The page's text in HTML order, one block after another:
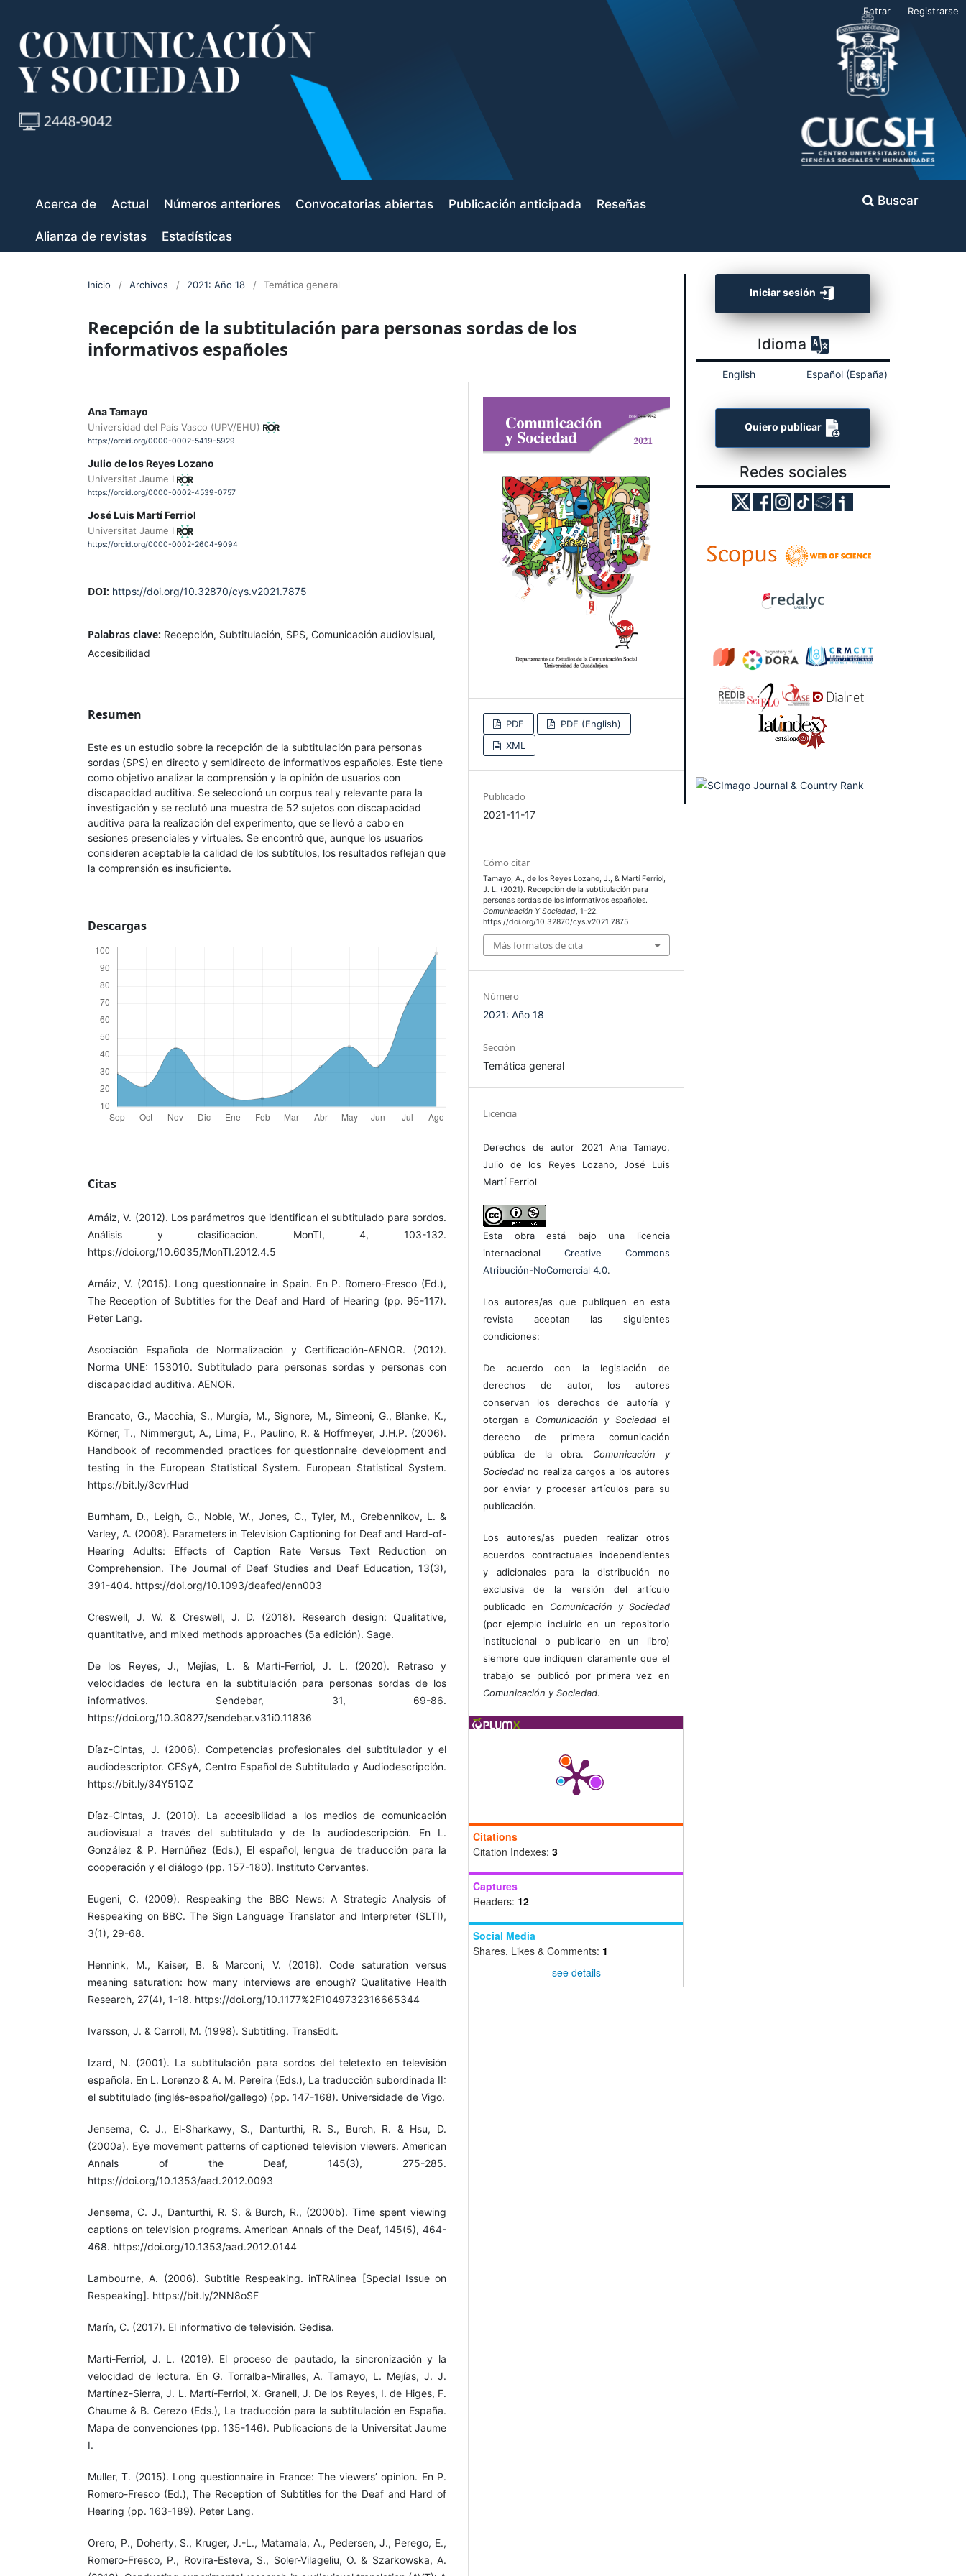
Acerca de Actual Números anteriores Convocatorias abiertas Publicación anticipada Reseñas
Alianza de revistas Estadísticas
Buscar
Entrar Registrarse
Inicio / Archivos / 2021: Año 18 / Temática general
Recepción de la subtitulación para personas sordas de los
informativos españoles
Ana Tamayo
Universidad del País Vasco (UPV/EHU)
https://orcid.org/0000-0002-5419-5929
Julio de los Reyes Lozano
Universitat Jaume I
https://orcid.org/0000-0002-4539-0757
José Luis Martí Ferriol
Universitat Jaume I
https://orcid.org/0000-0002-2604-9094
DOI: https://doi.org/10.32870/cys.v2021.7875
Palabras clave: Recepción, Subtitulación, SPS, Comunicación audiovisual,
Accesibilidad
Resumen
Este es un estudio sobre la recepción de la subtitulación para personas
sordas (SPS) en directo y semidirecto de informativos españoles. Este tiene
como objetivo analizar la comprensión y la opinión de usuarios con
discapacidad auditiva. Se seleccionó un corpus real y relevante para la
investigación y se reclutó una muestra de 52 sujetos con discapacidad
auditiva para la realización del experimento, que se llevó a cabo en
sesiones presenciales y virtuales. Se encontró que, aunque los usuarios
consideren aceptable la calidad de los subtítulos, los resultados reflejan que
la comprensión es insuficiente.
Descargas
Citas
Arnáiz, V. (2012). Los parámetros que identifican el subtitulado para sordos.
Análisis y clasificación. MonTI, 4, 103-132.
https://doi.org/10.6035/MonTI.2012.4.5
Arnáiz, V. (2015). Long questionnaire in Spain. En P. Romero-Fresco (Ed.),
The Reception of Subtitles for the Deaf and Hard of Hearing (pp. 95-117).
Peter Lang.
Asociación Española de Normalización y Certificación-AENOR. (2012).
Norma UNE: 153010. Subtitulado para personas sordas y personas con
discapacidad auditiva. AENOR.
Brancato, G., Macchia, S., Murgia, M., Signore, M., Simeoni, G., Blanke, K.,
Körner, T., Nimmergut, A., Lima, P., Paulino, R. & Hoffmeyer, J.H.P. (2006).
Handbook of recommended practices for questionnaire development and
testing in the European Statistical System. European Statistical System.
https://bit.ly/3cvrHud
Burnham, D., Leigh, G., Noble, W., Jones, C., Tyler, M., Grebennikov, L. &
Varley, A. (2008). Parameters in Television Captioning for Deaf and Hard-of-
Hearing Adults: Effects of Caption Rate Versus Text Reduction on
Comprehension. The Journal of Deaf Studies and Deaf Education, 13(3),
391-404. https://doi.org/10.1093/deafed/enn003
Creswell, J. W. & Creswell, J. D. (2018). Research design: Qualitative,
quantitative, and mixed methods approaches (5a edición). Sage.
De los Reyes, J., Mejías, L. & Martí-Ferriol, J. L. (2020). Retraso y
velocidades de lectura en la subtitulación para personas sordas de los
informativos. Sendebar, 31, 69-86.
https://doi.org/10.30827/sendebar.v31i0.11836
Díaz-Cintas, J. (2006). Competencias profesionales del subtitulador y el
audiodescriptor. CESyA, Centro Español de Subtitulado y Audiodescripción.
https://bit.ly/34Y51QZ
Díaz-Cintas, J. (2010). La accesibilidad a los medios de comunicación
audiovisual a través del subtitulado y de la audiodescripción. En L.
González & P. Hernúñez (Eds.), El español, lengua de traducción para la
cooperación y el diálogo (pp. 157-180). Instituto Cervantes.
Eugeni, C. (2009). Respeaking the BBC News: A Strategic Analysis of
Respeaking on BBC. The Sign Language Translator and Interpreter (SLTI),
3(1), 29-68.
Hennink, M., Kaiser, B. & Marconi, V. (2016). Code saturation versus
meaning saturation: how many interviews are enough? Qualitative Health
Research, 27(4), 1-18. https://doi.org/10.1177%2F1049732316665344
Ivarsson, J. & Carroll, M. (1998). Subtitling. TransEdit.
Izard, N. (2001). La subtitulación para sordos del teletexto en televisión
española. En L. Lorenzo & A. M. Pereira (Eds.), La traducción subordinada II:
el subtitulado (inglés-español/gallego) (pp. 147-168). Universidade de Vigo.
Jensema, C. J., El-Sharkawy, S., Danturthi, R. S., Burch, R. & Hsu, D.
(2000a). Eye movement patterns of captioned television viewers. American
Annals of the Deaf, 145(3), 275-285.
https://doi.org/10.1353/aad.2012.0093
Jensema, C. J., Danturthi, R. S. & Burch, R., (2000b). Time spent viewing
captions on television programs. American Annals of the Deaf, 145(5), 464-
468. https://doi.org/10.1353/aad.2012.0144
Lambourne, A. (2006). Subtitle Respeaking. inTRAlinea [Special Issue on
Respeaking]. https://bit.ly/2NN8oSF
Marín, C. (2017). El informativo de televisión. Gedisa.
Martí-Ferriol, J. L. (2019). El proceso de pautado, la sincronización y la
velocidad de lectura. En G. Torralba-Miralles, A. Tamayo, L. Mejías, J. J.
Martínez-Sierra, J. L. Martí-Ferriol, X. Granell, J. De los Reyes, I. de Higes, F.
Chaume & B. Cerezo (Eds.), La traducción para la subtitulación en España.
Mapa de convenciones (pp. 135-146). Publicacions de la Universitat Jaume
I.
Muller, T. (2015). Long questionnaire in France: The viewers’ opinion. En P.
Romero-Fresco (Ed.), The Reception of Subtitles for the Deaf and Hard of
Hearing (pp. 163-189). Peter Lang.
Orero, P., Doherty, S., Kruger, J.-L., Matamala, A., Pedersen, J., Perego, E.,
Romero-Fresco, P., Rovira-Esteva, S., Soler-Vilageliu, O. & Szarkowska, A.
PDF
PDF (English)
XML
Publicado
2021-11-17
Cómo citar
Tamayo, A., de los Reyes Lozano, J., & Martí Ferriol,
J. L. (2021). Recepción de la subtitulación para
personas sordas de los informativos españoles.
Comunicación Y Sociedad, 1–22.
https://doi.org/10.32870/cys.v2021.7875
Más formatos de cita
Número
2021: Año 18
Sección
Temática general
Licencia
Derechos de autor 2021 Ana Tamayo,
Julio de los Reyes Lozano, José Luis
Martí Ferriol
Esta obra está bajo una licencia
internacional Creative Commons
Atribución-NoComercial 4.0.
Los autores/as que publiquen en esta
revista aceptan las siguientes
condiciones:
De acuerdo con la legislación de
derechos de autor, los autores
conservan los derechos de autoría y
otorgan a Comunicación y Sociedadel
derecho de primera comunicación
pública de la obra. Comunicación y
Sociedad no realiza cargos a los autores
por enviar y procesar artículos para su
publicación.
Los autores/as pueden realizar otros
acuerdos contractuales independientes
y adicionales para la distribución no
exclusiva de la versión del artículo
publicado en Comunicación y Sociedad
(por ejemplo incluirlo en un repositorio
institucional o publicarlo en un libro)
siempre que indiquen claramente que el
trabajo se publicó por primera vez en
Comunicación y Sociedad.
Citations
Citation Indexes: 3
Captures
Readers: 12
Social Media
Shares, Likes & Comments: 1
see details
Iniciar sesión
Idioma
English Español (España)
Quiero publicar
Redes sociales